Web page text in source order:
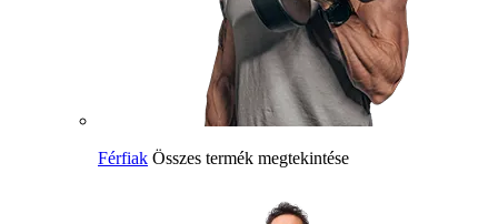
Férfiak Összes termék megtekintése